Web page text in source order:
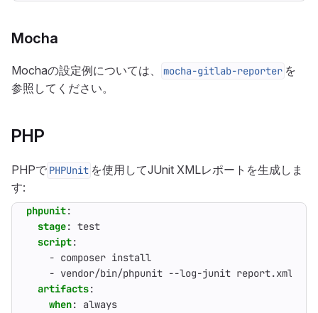
Mocha
Mochaの設定例については、 mocha-gitlab-reporter を
参照してください。
PHP
PHPで PHPUnit を使用してJUnit XMLレポートを生成しま
す:
phpunit:
stage: test
script:
- composer install
- vendor/bin/phpunit --log-junit report.xml
artifacts:
when:
always